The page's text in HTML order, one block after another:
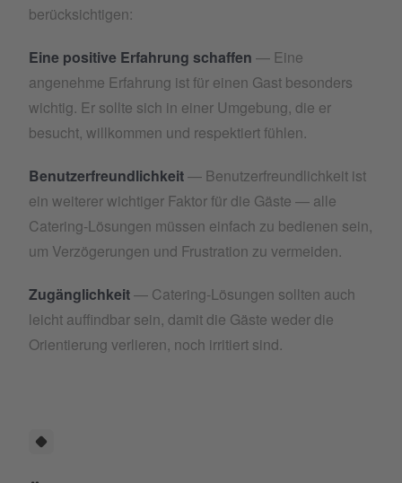
berücksichtigen:
Eine positive Erfahrung schaffen — Eine
angenehme Erfahrung ist für einen Gast besonders
wichtig. Er sollte sich in einer Umgebung, die er
besucht, willkommen und respektiert fühlen.
Benutzerfreundlichkeit— Benutzerfreundlichkeit ist
ein weiterer wichtiger Faktor für die Gäste — alle
Catering-Lösungen müssen einfach zu bedienen sein,
um Verzögerungen und Frustration zu vermeiden.
Zugänglichkeit— Catering-Lösungen sollten auch
leicht auffindbar sein, damit die Gäste weder die
Orientierung verlieren, noch irritiert sind.